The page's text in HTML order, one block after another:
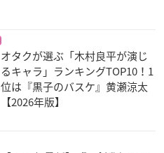
オタクが選ぶ「木村良平が演じ
るキャラ」ランキングTOP10！1
位は『黒子のバスケ』黄瀬涼太
【2026年版】